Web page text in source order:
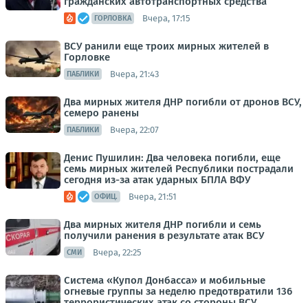
ГОРЛОВКА Вчера, 17:15
ВСУ ранили еще троих мирных жителей в
Горловке
ПАБЛИКИ Вчера, 21:43
Два мирных жителя ДНР погибли от дронов ВСУ,
семеро ранены
ПАБЛИКИ Вчера, 22:07
Денис Пушилин: Два человека погибли, еще
семь мирных жителей Республики пострадали
сегодня из-за атак ударных БПЛА ВФУ
ОФИЦ. Вчера, 21:51
Два мирных жителя ДНР погибли и семь
получили ранения в результате атак ВСУ
СМИ Вчера, 22:25
Система «Купол Донбасса» и мобильные
огневые группы за неделю предотвратили 136